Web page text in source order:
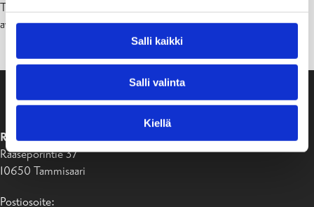
Salli kaikki
Salli valinta
Kiellä
Toiveissa onkin, että olosuhteiden muututtua voidaan järjestää
avoimet ovet koululle.
RAASEPORIN KAUPUNKI
Raaseporintie 37
10650 Tammisaari
Postiosoite: